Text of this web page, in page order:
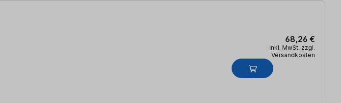
68,26 €
inkl. MwSt. zzgl.
Versandkosten